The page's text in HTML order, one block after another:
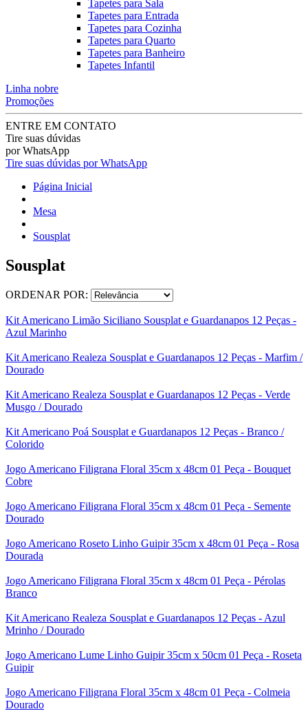
Tapetes para Sala
Tapetes para Entrada
Tapetes para Cozinha
Tapetes para Quarto
Tapetes para Banheiro
Tapetes Infantil
Linha nobre
Promoções
ENTRE EM CONTATO
Tire suas dúvidas
por WhatsApp
Tire suas dúvidas por WhatsApp
Página Inicial
Mesa
Sousplat
Sousplat
ORDENAR POR:
Kit Americano Limão Siciliano Sousplat e Guardanapos 12 Peças -
Azul Marinho
Kit Americano Realeza Sousplat e Guardanapos 12 Peças - Marfim /
Dourado
Kit Americano Realeza Sousplat e Guardanapos 12 Peças - Verde
Musgo / Dourado
Kit Americano Poá Sousplat e Guardanapos 12 Peças - Branco /
Colorido
Jogo Americano Filigrana Floral 35cm x 48cm 01 Peça - Bouquet
Cobre
Jogo Americano Filigrana Floral 35cm x 48cm 01 Peça - Semente
Dourado
Jogo Americano Roseto Linho Guipir 35cm x 48cm 01 Peça - Rosa
Dourada
Jogo Americano Filigrana Floral 35cm x 48cm 01 Peça - Pérolas
Branco
Kit Americano Realeza Sousplat e Guardanapos 12 Peças - Azul
Mrinho / Dourado
Jogo Americano Lume Linho Guipir 35cm x 50cm 01 Peça - Roseta
Guipir
Jogo Americano Filigrana Floral 35cm x 48cm 01 Peça - Colmeia
Dourado